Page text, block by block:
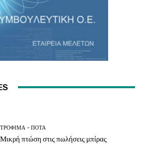
ΤΡΌΦΙΜΑ - ΠΟΤΆ
Μικρή πτώση στις πωλήσεις μπίρας